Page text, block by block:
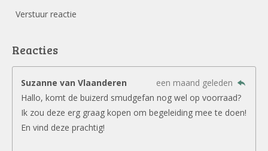
Verstuur reactie
Reacties
Suzanne van Vlaanderen
een maand geleden
Hallo, komt de buizerd smudgefan nog wel op voorraad?
Ik zou deze erg graag kopen om begeleiding mee te doen!
En vind deze prachtig!